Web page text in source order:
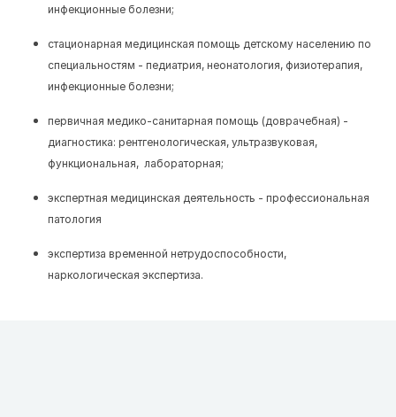
инфекционные болезни;
стационарная медицинская помощь детскому населению по
специальностям - педиатрия, неонатология, физиотерапия,
инфекционные болезни;
первичная медико-санитарная помощь (доврачебная) -
диагностика: рентгенологическая, ультразвуковая,
функциональная, лабораторная;
экспертная медицинская деятельность - профессиональная
патология
экспертиза временной нетрудоспособности,
наркологическая экспертиза.